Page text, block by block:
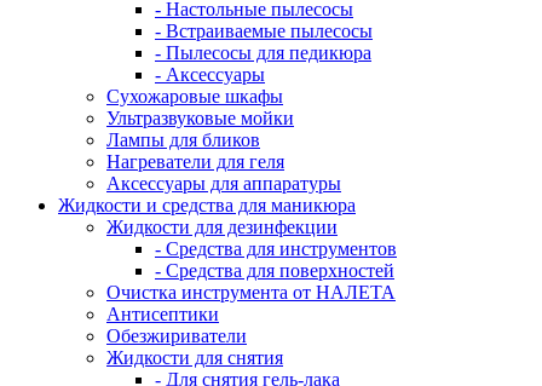
- Настольные пылесосы
- Встраиваемые пылесосы
- Пылесосы для педикюра
- Аксессуары
Сухожаровые шкафы
Ультразвуковые мойки
Лампы для бликов
Нагреватели для геля
Аксессуары для аппаратуры
Жидкости и средства для маникюра
Жидкости для дезинфекции
- Средства для инструментов
- Средства для поверхностей
Очистка инструмента от НАЛЕТА
Антисептики
Обезжириватели
Жидкости для снятия
- Для снятия гель-лака